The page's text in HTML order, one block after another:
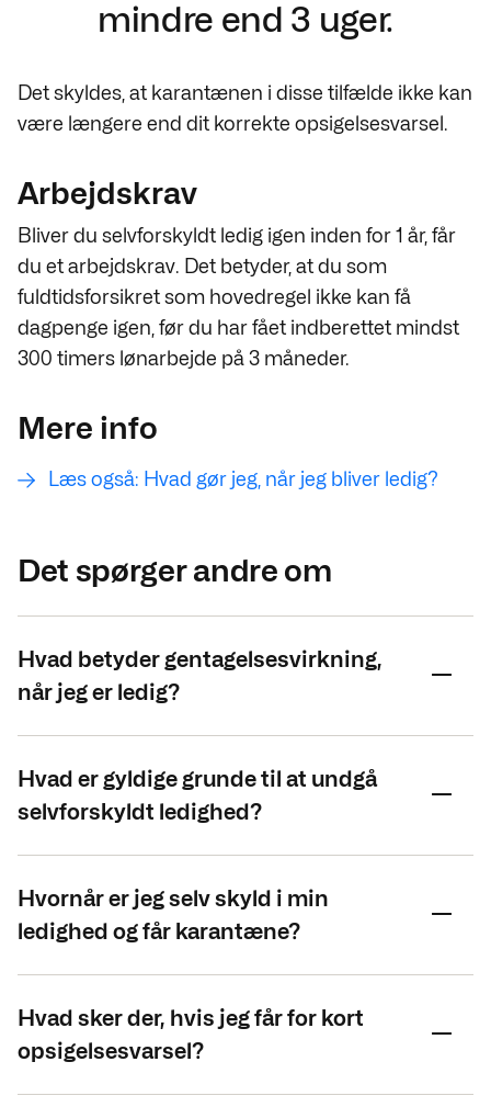
mindre end 3 uger.
Det skyldes, at karantænen i disse tilfælde ikke kan
være længere end dit korrekte opsigelsesvarsel.
Arbejdskrav
Bliver du selvforskyldt ledig igen inden for 1 år, får
du et arbejdskrav. Det betyder, at du som
fuldtidsforsikret som hovedregel ikke kan få
dagpenge igen, før du har fået indberettet mindst
300 timers lønarbejde på 3 måneder.
Mere info
Læs også: Hvad gør jeg, når jeg bliver ledig?
Det spørger andre om
Hvad betyder gentagelsesvirkning,
når jeg er ledig?
Hvad er gyldige grunde til at undgå
selvforskyldt ledighed?
Hvornår er jeg selv skyld i min
ledighed og får karantæne?
Hvad sker der, hvis jeg får for kort
opsigelsesvarsel?